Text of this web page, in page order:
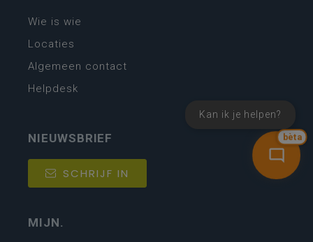
bèta
Kan ik je helpen?
Wie is wie
Locaties
Algemeen contact
Helpdesk
NIEUWSBRIEF
SCHRIJF IN
MIJN.